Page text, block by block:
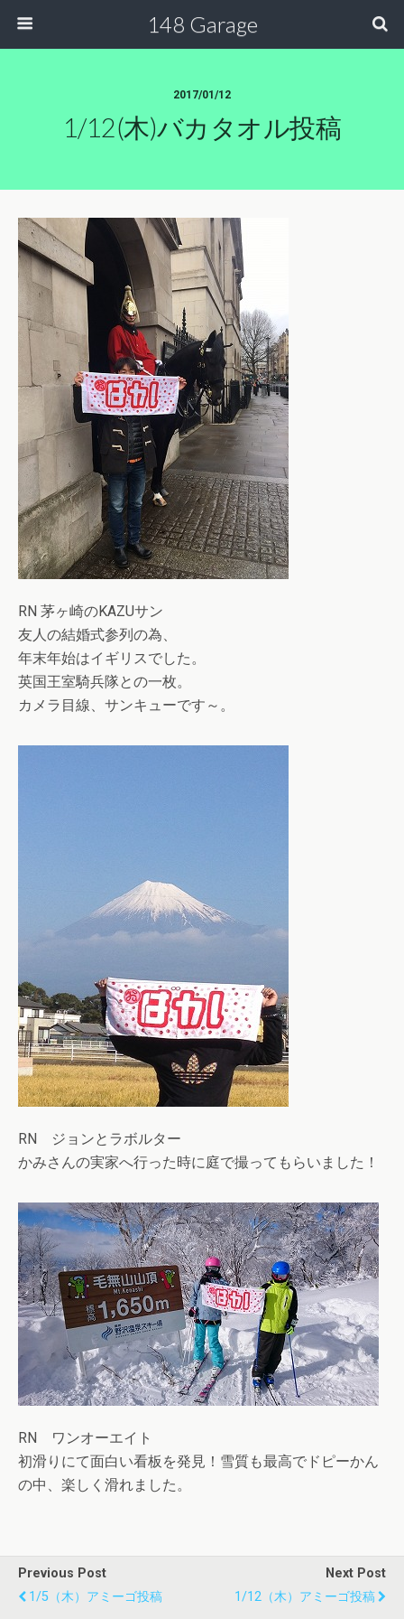
148 Garage
2017/01/12
1/12(木)バカタオル投稿
RN 茅ヶ崎のKAZUサン
友人の結婚式参列の為、
年末年始はイギリスでした。
英国王室騎兵隊との一枚。
カメラ目線、サンキューです～。
RN ジョンとラボルター
かみさんの実家へ行った時に庭で撮ってもらいました！
RN ワンオーエイト
初滑りにて面白い看板を発見！雪質も最高でドピーかん
の中、楽しく滑れました。
Previous Post
1/5（木）アミーゴ投稿
Next Post
1/12（木）アミーゴ投稿